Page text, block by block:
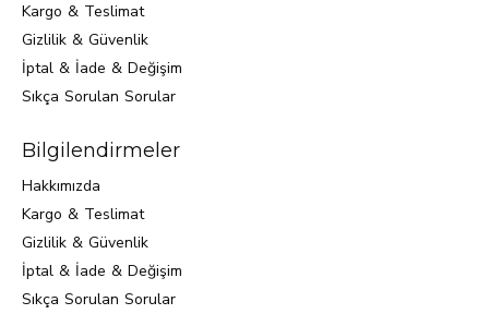
Kargo & Teslimat
Gizlilik & Güvenlik
İptal & İade & Değişim
Sıkça Sorulan Sorular
Bilgilendirmeler
Hakkımızda
Kargo & Teslimat
Gizlilik & Güvenlik
İptal & İade & Değişim
Sıkça Sorulan Sorular